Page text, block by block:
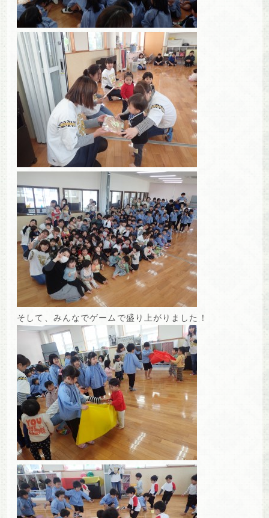
そして、みんなでゲームで盛り上がりました！